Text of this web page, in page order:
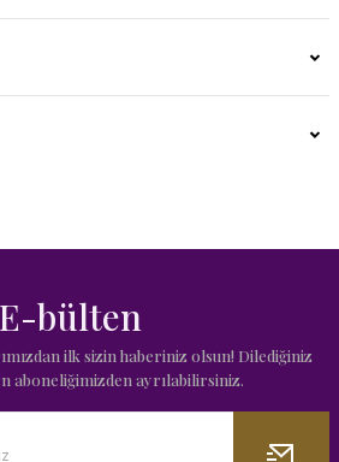
E-bülten
ilk sizin haberiniz olsun! Dilediğiniz
aboneliğimizden ayrılabilirsiniz.